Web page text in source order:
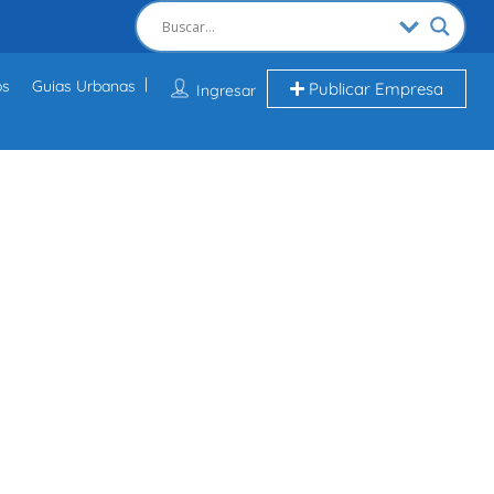
Ingresar Publicar Empresa
Guias Urbanas